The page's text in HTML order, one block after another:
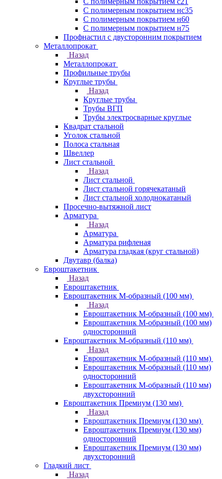
С полимерным покрытием нс35
С полимерным покрытием н60
С полимерным покрытием н75
Профнастил с двусторонним покрытием
Металлопрокат
Назад
Металлопрокат
Профильные трубы
Круглые трубы
Назад
Круглые трубы
Трубы ВГП
Трубы электросварные круглые
Квадрат стальной
Уголок стальной
Полоса стальная
Швеллер
Лист стальной
Назад
Лист стальной
Лист стальной горячекатаный
Лист стальной холоднокатаный
Просечно-вытяжной лист
Арматура
Назад
Арматура
Арматура рифленая
Арматура гладкая (круг стальной)
Двутавр (балка)
Евроштакетник
Назад
Евроштакетник
Евроштакетник М-образный (100 мм)
Назад
Евроштакетник М-образный (100 мм)
Евроштакетник М-образный (100 мм)
односторонний
Евроштакетник М-образный (110 мм)
Назад
Евроштакетник М-образный (110 мм)
Евроштакетник М-образный (110 мм)
односторонний
Евроштакетник М-образный (110 мм)
двухсторонний
Евроштакетник Премиум (130 мм)
Назад
Евроштакетник Премиум (130 мм)
Евроштакетник Премиум (130 мм)
односторонний
Евроштакетник Премиум (130 мм)
двухсторонний
Гладкий лист
Назад